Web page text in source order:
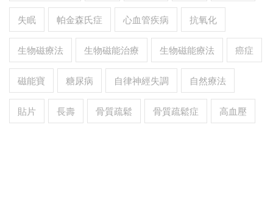
失眠 帕金森氏症 心血管疾病 抗氧化
生物磁療法 生物磁能治療 生物磁能療法 癌症
磁能寶 糖尿病 自律神經失調 自然療法
貼片 長壽 骨質疏鬆 骨質疏鬆症 高血壓